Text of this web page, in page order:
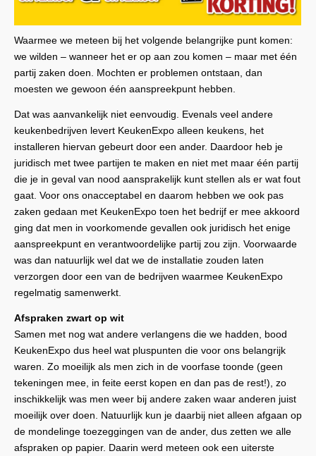
Waarmee we meteen bij het volgende belangrijke punt komen:
we wilden – wanneer het er op aan zou komen – maar met één
partij zaken doen. Mochten er problemen ontstaan, dan
moesten we gewoon één aanspreekpunt hebben.
Dat was aanvankelijk niet eenvoudig. Evenals veel andere
keukenbedrijven levert KeukenExpo alleen keukens, het
installeren hiervan gebeurt door een ander. Daardoor heb je
juridisch met twee partijen te maken en niet met maar één partij
die je in geval van nood aansprakelijk kunt stellen als er wat fout
gaat. Voor ons onacceptabel en daarom hebben we ook pas
zaken gedaan met KeukenExpo toen het bedrijf er mee akkoord
ging dat men in voorkomende gevallen ook juridisch het enige
aanspreekpunt en verantwoordelijke partij zou zijn. Voorwaarde
was dan natuurlijk wel dat we de installatie zouden laten
verzorgen door een van de bedrijven waarmee KeukenExpo
regelmatig samenwerkt.
Afspraken zwart op wit
Samen met nog wat andere verlangens die we hadden, bood
KeukenExpo dus heel wat pluspunten die voor ons belangrijk
waren. Zo moeilijk als men zich in de voorfase toonde (geen
tekeningen mee, in feite eerst kopen en dan pas de rest!), zo
inschikkelijk was men weer bij andere zaken waar anderen juist
moeilijk over doen. Natuurlijk kun je daarbij niet alleen afgaan op
de mondelinge toezeggingen van de ander, dus zetten we alle
afspraken op papier. Daarin werd meteen ook een uiterste